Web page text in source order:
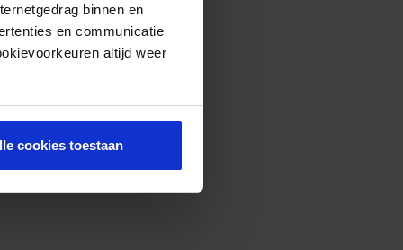
binnen en
en communicatie
altijd weer
cookies toestaan